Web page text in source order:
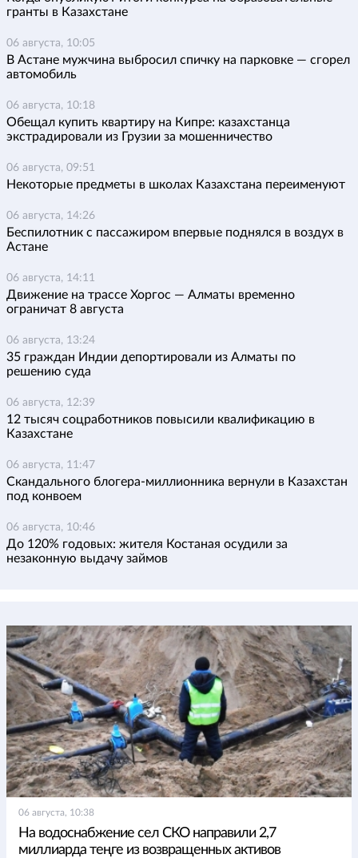
гранты в Казахстане
06 августа, 10:05
В Астане мужчина выбросил спичку на парковке — сгорел
автомобиль
06 августа, 10:18
Обещал купить квартиру на Кипре: казахстанца
экстрадировали из Грузии за мошенничество
06 августа, 09:51
Некоторые предметы в школах Казахстана переименуют
06 августа, 14:26
Беспилотник с пассажиром впервые поднялся в воздух в
Астане
06 августа, 14:11
Движение на трассе Хоргос — Алматы временно
ограничат 8 августа
06 августа, 13:24
35 граждан Индии депортировали из Алматы по
решению суда
06 августа, 12:39
12 тысяч соцработников повысили квалификацию в
Казахстане
06 августа, 11:47
Скандального блогера-миллионника вернули в Казахстан
под конвоем
06 августа, 10:46
До 120% годовых: жителя Костаная осудили за
незаконную выдачу займов
06 августа, 10:38
На водоснабжение сел СКО направили 2,7
миллиарда теңге из возвращенных активов